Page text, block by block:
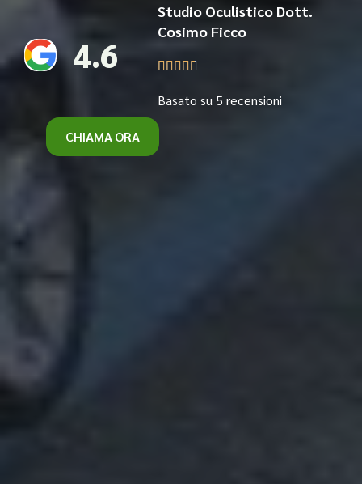
4.6
Studio Oculistico Dott.
Cosimo Ficco
    
Basato su 5 recensioni
CHIAMA ORA